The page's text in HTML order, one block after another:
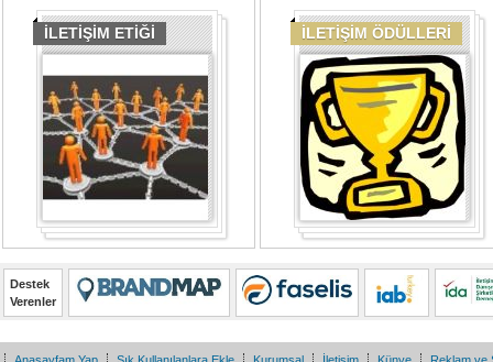
İLETİŞİM ETİĞİ İLETİŞİM ÖDÜLLERİ
Destek
Verenler